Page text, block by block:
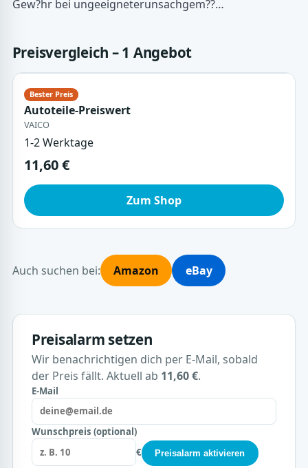
Gew?hr bei ungeeigneterunsachgem??…
Preisvergleich – 1 Angebot
Autoteile-Preiswert
VAICO
1-2 Werktage
11,60 €
Zum Shop
Auch suchen bei: Amazon eBay
Preisalarm setzen
Wir benachrichtigen dich per E-Mail, sobald
der Preis fällt. Aktuell ab 11,60 €.
E-Mail
Wunschpreis (optional)
€
Preisalarm aktivieren